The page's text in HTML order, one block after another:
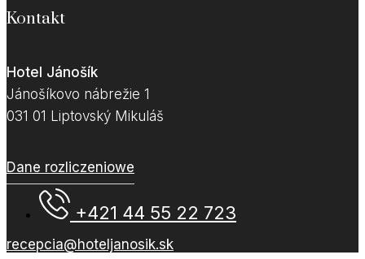
Kontakt
Hotel Jánošík
Jánošíkovo nábrežie 1
031 01 Liptovský Mikuláš
Dane rozliczeniowe
+421 44 55 22 723
recepcia@hoteljanosik.sk